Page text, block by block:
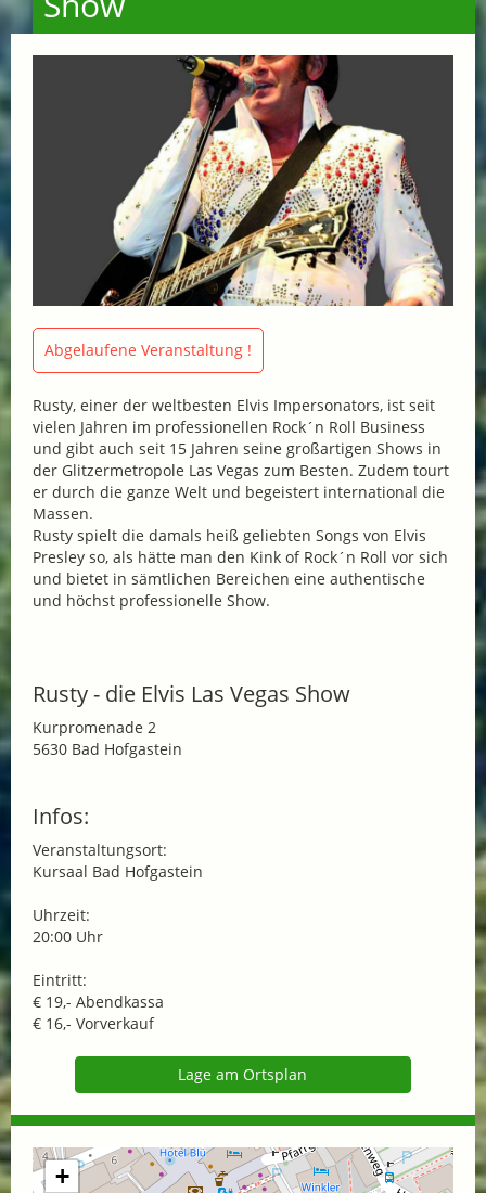
Abgelaufene Veranstaltung !
Rusty, einer der weltbesten Elvis Impersonators, ist seit
vielen Jahren im professionellen Rock´n Roll Business
und gibt auch seit 15 Jahren seine großartigen Shows in
der Glitzermetropole Las Vegas zum Besten. Zudem tourt
er durch die ganze Welt und begeistert international die
Massen.
Rusty spielt die damals heiß geliebten Songs von Elvis
Presley so, als hätte man den Kink of Rock´n Roll vor sich
und bietet in sämtlichen Bereichen eine authentische
und höchst professionelle Show.
Rusty - die Elvis Las Vegas Show
Kurpromenade 2
5630 Bad Hofgastein
Infos:
Veranstaltungsort:
Kursaal Bad Hofgastein
Uhrzeit:
20:00 Uhr
Eintritt:
€ 19,- Abendkassa
€ 16,- Vorverkauf
Lage am Ortsplan
+